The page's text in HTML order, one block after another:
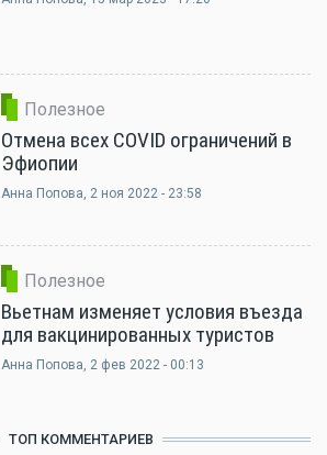
Полезное
Отмена всех COVID ограничений в
Эфиопии
Анна Попова, 2 ноя 2022 - 23:58
Полезное
Вьетнам изменяет условия въезда
для вакцинированных туристов
Анна Попова, 2 фев 2022 - 00:13
ТОП КОММЕНТАРИЕВ